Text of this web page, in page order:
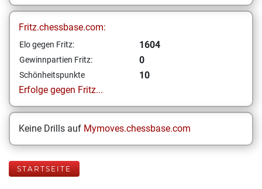
Fritz.chessbase.com:
Elo gegen Fritz: 1604
Gewinnpartien Fritz: 0
Schönheitspunkte
10
Erfolge gegen Fritz...
Keine Drills auf Mymoves.chessbase.com
STARTSEITE